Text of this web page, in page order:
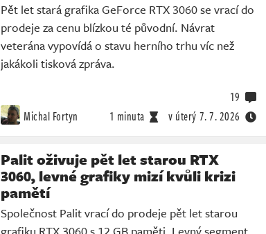
Pět let stará grafika GeForce RTX 3060 se vrací do
prodeje za cenu blízkou té původní. Návrat
veterána vypovídá o stavu herního trhu víc než
jakákoli tisková zpráva.
Michal Fortyn 1 minuta v úterý 7. 7. 2026
19
Palit oživuje pět let starou RTX
3060, levné grafiky mizí kvůli krizi
pamětí
Společnost Palit vrací do prodeje pět let starou